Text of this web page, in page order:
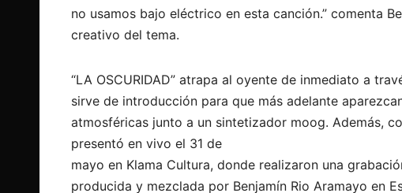
no usamos bajo eléctrico en esta canción.” comenta
creativo del tema.
“LA OSCURIDAD” atrapa al oyente de inmediato a
sirve de introducción para que más adelante
atmosféricas junto a un sintetizador moog. Además,
presentó en vivo el 31 de
mayo en Klama Cultura, donde realizaron una
producida y mezclada por Benjamín Rio Aramayo en